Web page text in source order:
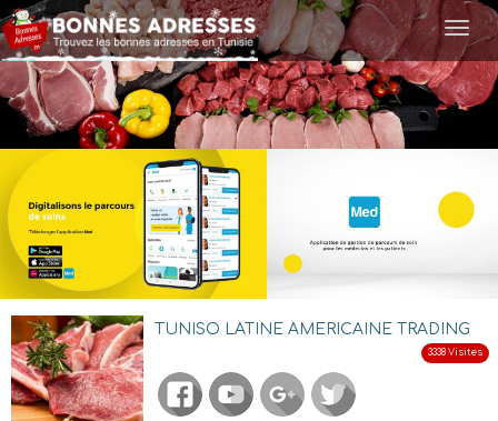
TUNISO LATINE AMERICAINE TRADING